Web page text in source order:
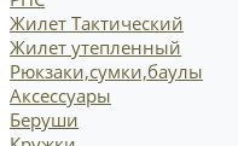
Жилет Тактический
Жилет утепленный
Рюкзаки,сумки,баулы
Аксессуары
Беруши